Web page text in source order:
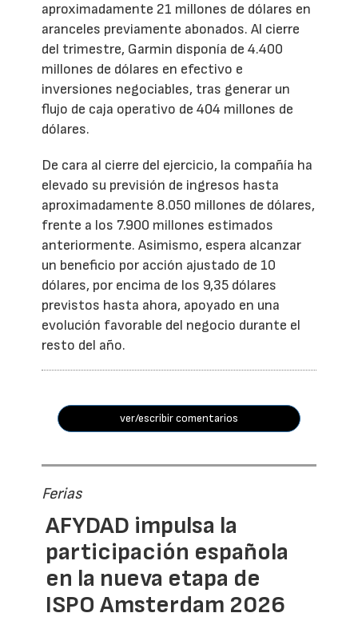
aproximadamente 21 millones de dólares en
aranceles previamente abonados. Al cierre
del trimestre, Garmin disponía de 4.400
millones de dólares en efectivo e
inversiones negociables, tras generar un
flujo de caja operativo de 404 millones de
dólares.
De cara al cierre del ejercicio, la compañía ha
elevado su previsión de ingresos hasta
aproximadamente 8.050 millones de dólares,
frente a los 7.900 millones estimados
anteriormente. Asimismo, espera alcanzar
un beneficio por acción ajustado de 10
dólares, por encima de los 9,35 dólares
previstos hasta ahora, apoyado en una
evolución favorable del negocio durante el
resto del año.
ver/escribir comentarios
Ferias
AFYDAD impulsa la
participación española
en la nueva etapa de
ISPO Amsterdam 2026